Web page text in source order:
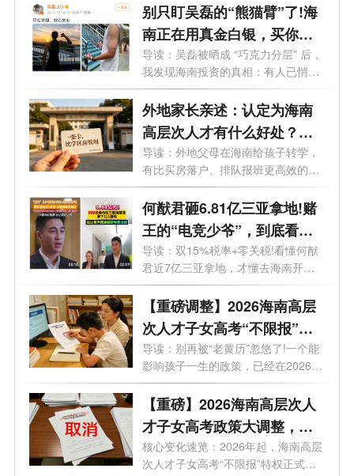
别只盯吴磊的“熊猫臂”了!海
南正在用真金白银，买你愿
意留下的时间
导读：吴磊被晒成 “巧克力分层” 后，
我发现海南投资的真相：有人已悄
悄...
外地家长亲述：认定为海南
高层次人才有什么好处？一
张“人才卡”比学区房管用
导读：外地父母在海南给孩子转学，
有比买房落户、排队报班更高效的路
子吗...
何猷君砸6.81亿三亚拿地!赌
王的“电竞少爷”，到底看中
了海南什么？
导读：双15%税率+零关税!看懂何猷
君近7亿三亚拿地，才懂去海南开公
司有多香...
【重磅调整】2026海南高层
次人才子女高考“不限报”正
式取消！事关孩子考大学，
这些新规家长必须懂
导读：别再被“老黄历”忽悠了!一个能
影响孩子一生的政策，已经在2026年
彻...
【重磅】2026海南高层次人
才子女高考政策大调整，入
学住房全解读！
核心变化速览：2026年起，海南高层
次人才子女高考“不限报”特权正式取